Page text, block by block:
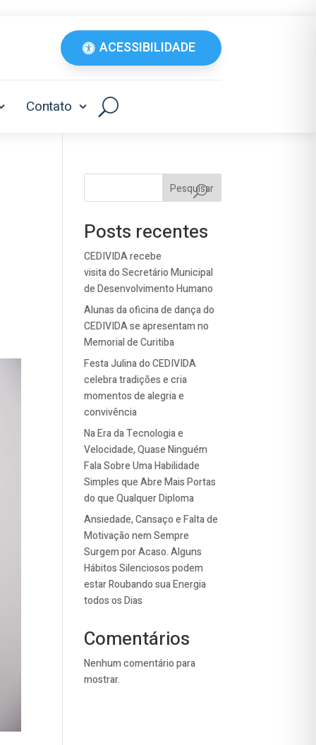
ACESSIBILIDADE
Contato
Pesquisar
Posts recentes
CEDIVIDA recebe
visita do Secretário Municipal
de Desenvolvimento Humano
Alunas da oficina de dança do
CEDIVIDA se apresentam no
Memorial de Curitiba
Festa Julina do CEDIVIDA
celebra tradições e cria
momentos de alegria e
convivência
Na Era da Tecnologia e
Velocidade, Quase Ninguém
Fala Sobre Uma Habilidade
Simples que Abre Mais Portas
do que Qualquer Diploma
Ansiedade, Cansaço e Falta de
Motivação nem Sempre
Surgem por Acaso. Alguns
Hábitos Silenciosos podem
estar Roubando sua Energia
todos os Dias
Comentários
Nenhum comentário para
mostrar.